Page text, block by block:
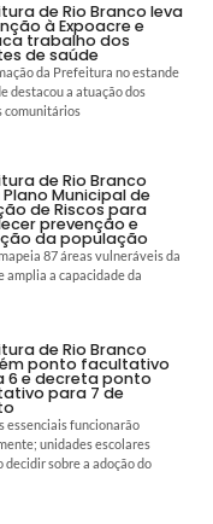
de Rio Branco leva
à Expoacre e
trabalho dos
de saúde
da Prefeitura no estande
destacou a atuação dos
comunitários
de Rio Branco
Municipal de
de Riscos para
prevenção e
da população
87 áreas vulneráveis da
amplia a capacidade da
de Rio Branco
ponto facultativo
6 e decreta ponto
para 7 de
essenciais funcionarão
unidades escolares
decidir sobre a adoção do